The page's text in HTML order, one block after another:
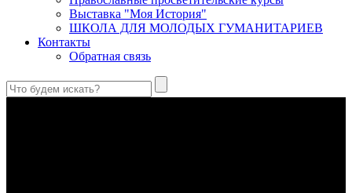
Выставка "Моя История"
ШКОЛА ДЛЯ МОЛОДЫХ ГУМАНИТАРИЕВ
Контакты
Обратная связь